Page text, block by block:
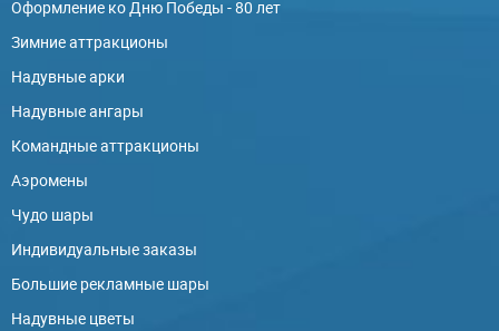
Оформление ко Дню Победы - 80 лет
Зимние аттракционы
Надувные арки
Надувные ангары
Командные аттракционы
Аэромены
Чудо шары
Индивидуальные заказы
Большие рекламные шары
Надувные цветы